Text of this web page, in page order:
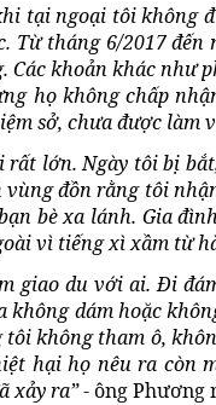
tại ngoại tôi không
Từ tháng 6/2017
khoản khác như
họ không chấp
sở, chưa được làm
lớn. Ngày tôi bị
đồn rằng tôi
bè xa lánh. Gia
vì tiếng xì xầm từ
giao du với ai. Đi
dám hoặc
tôi không tham ô,
hại họ nêu ra còn
xảy ra”- ông Phương